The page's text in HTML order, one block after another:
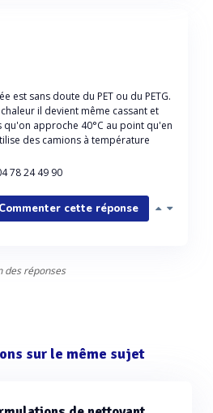
est sans doute du PET ou du PETG.
il devient même cassant et
approche 40°C au point qu'en
des camions à température
78 24 49 90
Commenter cette réponse
des réponses
sur le même sujet